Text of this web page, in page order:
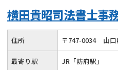
横田貴昭司法書士事
住所 〒747-0034 山
最寄り駅 JR「防府駅」